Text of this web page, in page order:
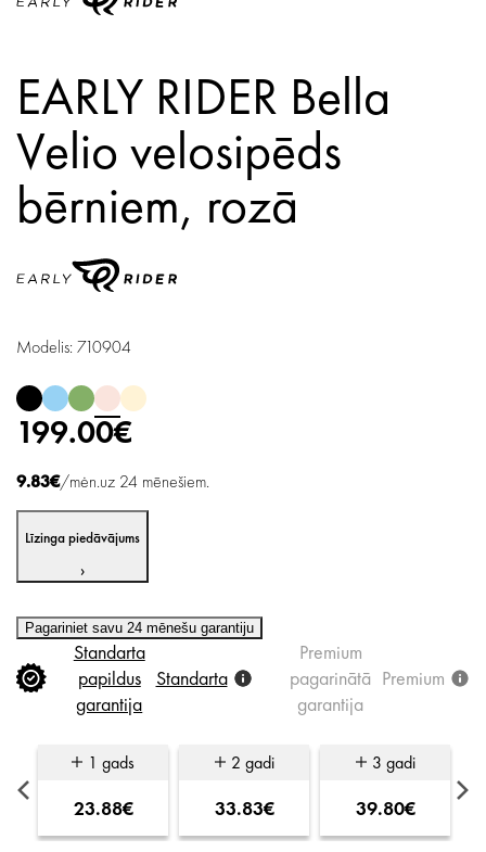
EARLY RIDER Bella
Velio velosipēds
bērniem, rozā
Modelis: 710904
199.00€
9.83€/mėn.uz 24 mēnešiem.
Līzinga piedāvājums
›
Pagariniet savu 24 mēnešu garantiju
Standarta
papildus
garantija
Standarta
Premium
pagarinātā
garantija
Premium
1 gads
23.88€
2 gadi
33.83€
3 gadi
39.80€